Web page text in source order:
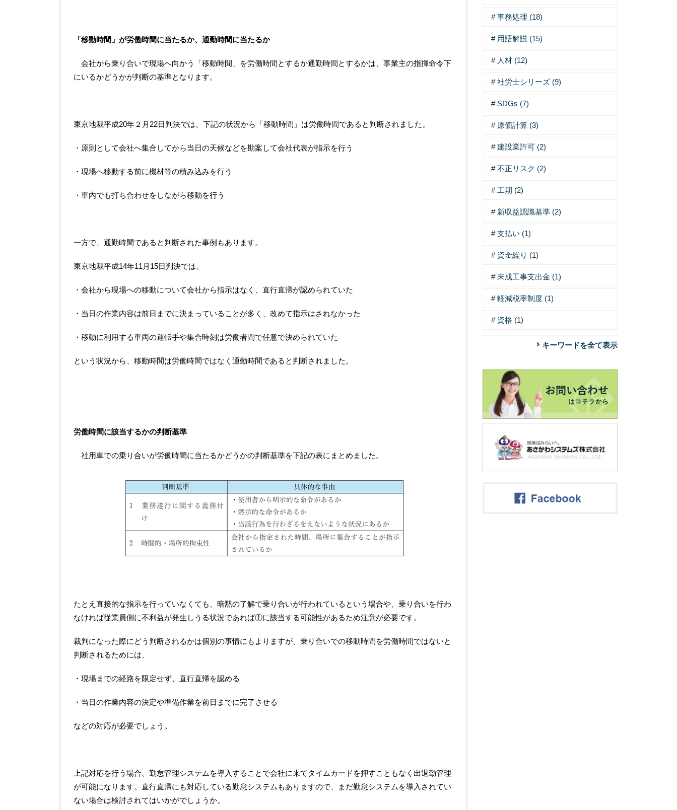
「移動時間」が労働時間に当たるか、通勤時間に当たるか
会社から乗り合いで現場へ向かう「移動時間」を労働時間とするか通勤時間とするかは、事業主の指揮命令下
にいるかどうかが判断の基準となります。
東京地裁平成20年２月22日判決では、下記の状況から「移動時間」は労働時間であると判断されました。
・原則として会社へ集合してから当日の天候などを勘案して会社代表が指示を行う
・現場へ移動する前に機材等の積み込みを行う
・車内でも打ち合わせをしながら移動を行う
一方で、通勤時間であると判断された事例もあります。
東京地裁平成14年11月15日判決では、
・会社から現場への移動について会社から指示はなく、直行直帰が認められていた
・当日の作業内容は前日までに決まっていることが多く、改めて指示はされなかった
・移動に利用する車両の運転手や集合時刻は労働者間で任意で決められていた
という状況から、移動時間は労働時間ではなく通勤時間であると判断されました。
労働時間に該当するかの判断基準
社用車での乗り合いが労働時間に当たるかどうかの判断基準を下記の表にまとめました。
たとえ直接的な指示を行っていなくても、暗黙の了解で乗り合いが行われているという場合や、乗り合いを行わ
なければ従業員側に不利益が発生しうる状況であれば①に該当する可能性があるため注意が必要です。
裁判になった際にどう判断されるかは個別の事情にもよりますが、乗り合いでの移動時間を労働時間ではないと
判断されるためには、
・現場までの経路を限定せず、直行直帰を認める
・当日の作業内容の決定や準備作業を前日までに完了させる
などの対応が必要でしょう。
上記対応を行う場合、勤怠管理システムを導入することで会社に来てタイムカードを押すこともなく出退勤管理
が可能になります。直行直帰にも対応している勤怠システムもありますので、まだ勤怠システムを導入されてい
ない場合は検討されてはいかがでしょうか。
事務処理 (18)
用語解説 (15)
人材 (12)
社労士シリーズ (9)
SDGs (7)
原価計算 (3)
建設業許可 (2)
不正リスク (2)
工期 (2)
新収益認識基準 (2)
支払い (1)
資金繰り (1)
未成工事支出金 (1)
軽減税率制度 (1)
資格 (1)
キーワードを全て表示